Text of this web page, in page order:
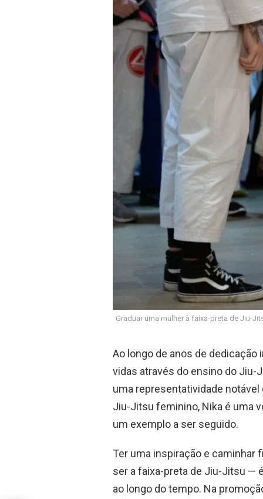
Graduar uma mulher à faixa-preta de Jiu-
Ao longo de anos de
vidas através do ensino do Jiu-
uma representatividade
Jiu-Jitsu feminino, Nika é uma
um exemplo a ser seguido.
Ter uma inspiração e
ser a faixa-preta de Jiu-Jitsu —
ao longo do tempo. Na